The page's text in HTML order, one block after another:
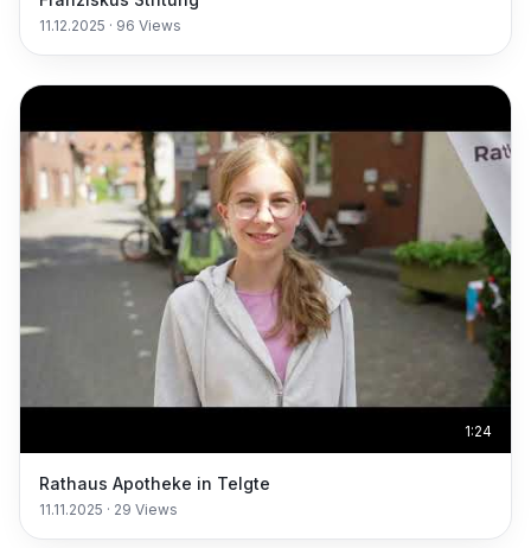
11.12.2025 · 96 Views
1:24
Rathaus Apotheke in Telgte
11.11.2025 · 29 Views